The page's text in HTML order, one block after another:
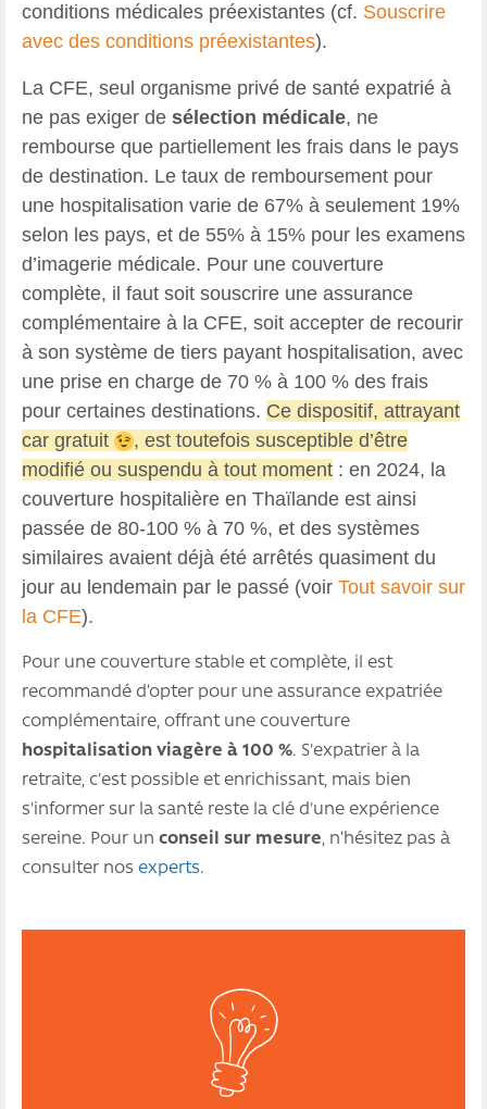
conditions médicales préexistantes (cf. Souscrire
avec des conditions préexistantes).
La CFE, seul organisme privé de santé expatrié à
ne pas exiger de sélection médicale, ne
rembourse que partiellement les frais dans le pays
de destination. Le taux de remboursement pour
une hospitalisation varie de 67% à seulement 19%
selon les pays, et de 55% à 15% pour les examens
d’imagerie médicale. Pour une couverture
complète, il faut soit souscrire une assurance
complémentaire à la CFE, soit accepter de recourir
à son système de tiers payant hospitalisation, avec
une prise en charge de 70 % à 100 % des frais
pour certaines destinations. Ce dispositif, attrayant
car gratuit
, est toutefois susceptible d’être
modifié ou suspendu à tout moment : en 2024, la
couverture hospitalière en Thaïlande est ainsi
passée de 80-100 % à 70 %, et des systèmes
similaires avaient déjà été arrêtés quasiment du
jour au lendemain par le passé (voir Tout savoir sur
la CFE).
Pour une couverture stable et complète, il est
recommandé d’opter pour une assurance expatriée
complémentaire, offrant une couverture
hospitalisation viagère à 100 %. S'expatrier à la
retraite, c'est possible et enrichissant, mais bien
s'informer sur la santé reste la clé d'une expérience
sereine. Pour un conseil sur mesure, n’hésitez pas à
consulter nos experts.